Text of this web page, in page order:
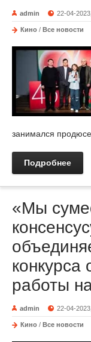
admin 22-04-
Кино / Все новости
занимался
Подробнее
«Мы
конкурса
работы
admin 22-04-
Кино / Все новости